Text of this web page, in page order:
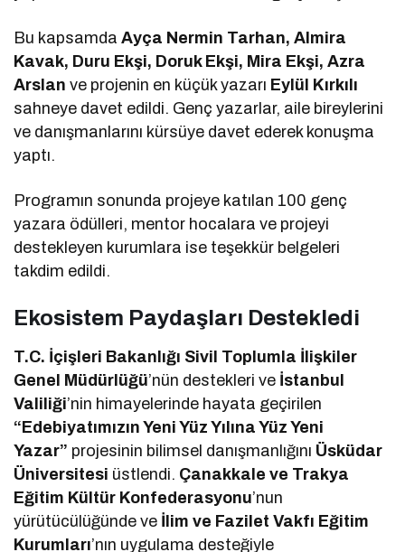
Bu kapsamdaAyça Nermin Tarhan, Almira
Kavak, Duru Ekşi, Doruk Ekşi, Mira Ekşi, Azra
Arslanve projenin en küçük yazarı Eylül Kırkılı
sahneye davet edildi. Genç yazarlar, aile bireylerini
ve danışmanlarını kürsüye davet ederek konuşma
yaptı.
Programın sonunda projeye katılan 100 genç
yazara ödülleri, mentor hocalara ve projeyi
destekleyen kurumlara ise teşekkür belgeleri
takdim edildi.
Ekosistem Paydaşları Destekledi
T.C. İçişleri Bakanlığı Sivil Toplumla İlişkiler
Genel Müdürlüğü’nün destekleri ve İstanbul
Valiliği’nin himayelerinde hayata geçirilen
“Edebiyatımızın Yeni Yüz Yılına Yüz Yeni
Yazar” projesinin bilimsel danışmanlığını Üsküdar
Üniversitesi üstlendi. Çanakkale ve Trakya
Eğitim Kültür Konfederasyonu’nun
yürütücülüğünde ve İlim ve Fazilet Vakfı Eğitim
Kurumları’nın uygulama desteğiyle